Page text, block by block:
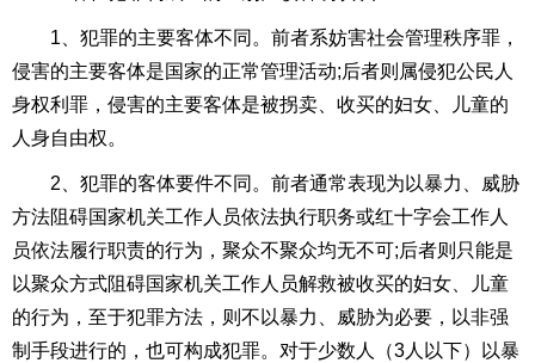
1、犯罪的主要客体不同。前者系妨害社会管理秩序罪，
侵害的主要客体是国家的正常管理活动;后者则属侵犯公民人
身权利罪，侵害的主要客体是被拐卖、收买的妇女、儿童的
人身自由权。
2、犯罪的客体要件不同。前者通常表现为以暴力、威胁
方法阻碍国家机关工作人员依法执行职务或红十字会工作人
员依法履行职责的行为，聚众不聚众均无不可;后者则只能是
以聚众方式阻碍国家机关工作人员解救被收买的妇女、儿童
的行为，至于犯罪方法，则不以暴力、威胁为必要，以非强
制手段进行的，也可构成犯罪。对于少数人（3人以下）以暴